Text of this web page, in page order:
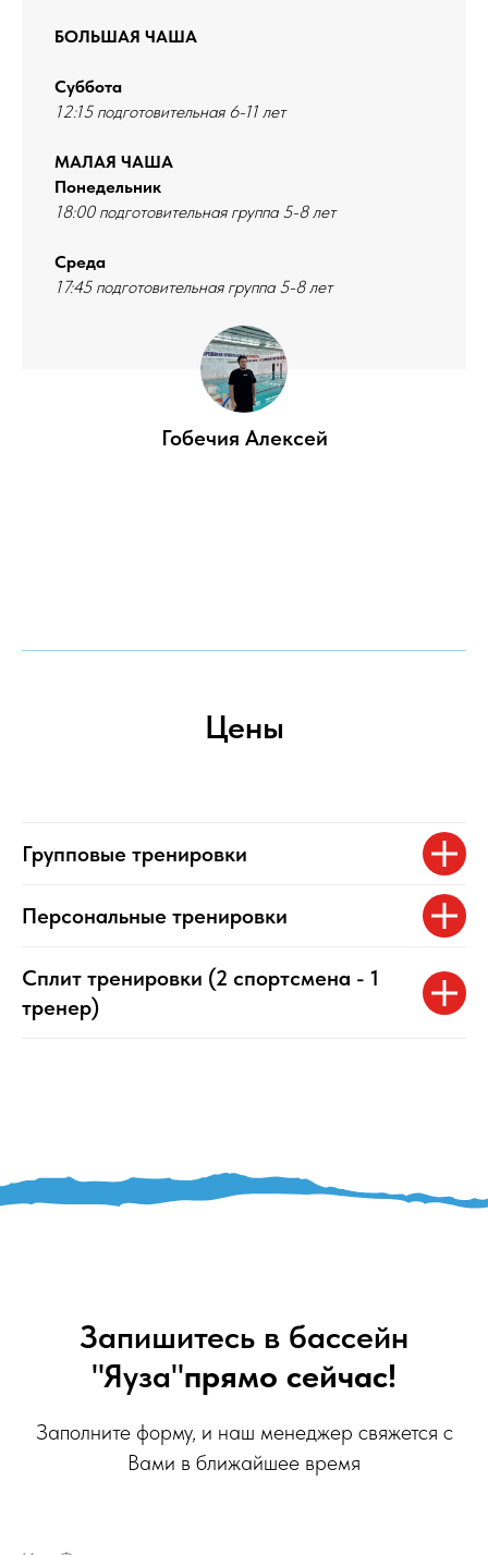
БОЛЬШАЯ ЧАША
Суббота
12:15 подготовительная 6-11 лет
МАЛАЯ ЧАША
Понедельник
18:00 подготовительная группа 5-8 лет
Среда
17:45 подготовительная группа 5-8 лет
Гобечия Алексей
Цены
Групповые тренировки
Персональные тренировки
Сплит тренировки (2 спортсмена - 1
тренер)
Запишитесь в бассейн
"Яуза"прямо сейчас!
Заполните форму, и наш менеджер свяжется с
Вами в ближайшее время